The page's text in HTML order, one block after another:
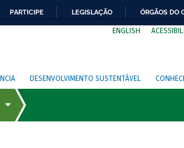
PARTICIPE LEGISLAÇÃO ÓRGÃOS DO
ENGLISH
DESENVOLVIMENTO SUSTENTÁVEL